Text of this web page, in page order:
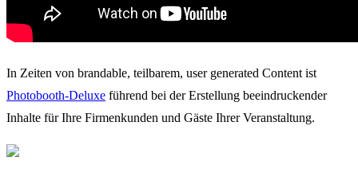
In Zeiten von brandable, teilbarem, user generated Content ist
Photobooth-Deluxe führend bei der Erstellung beeindruckender
Inhalte für Ihre Firmenkunden und Gäste Ihrer Veranstaltung.